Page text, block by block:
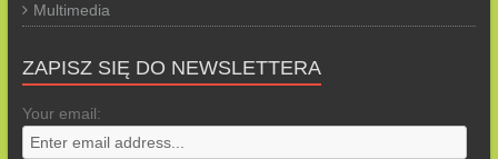
Multimedia
ZAPISZ SIĘ DO NEWSLETTERA
Your email: